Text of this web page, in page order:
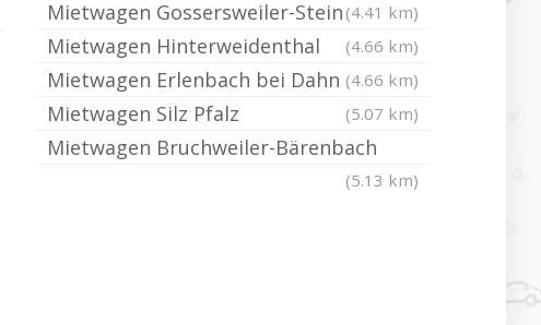
Mietwagen Gossersweiler-Stein (4.41 km)
Mietwagen Hinterweidenthal (4.66 km)
Mietwagen Erlenbach bei Dahn (4.66 km)
Mietwagen Silz Pfalz (5.07 km)
Mietwagen Bruchweiler-Bärenbach
(5.13 km)